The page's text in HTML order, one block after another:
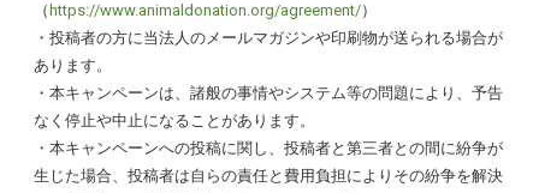
（ https://www.animaldonation.org/agreement/）
・投稿者の方に当法人のメールマガジンや印刷物が送られる場合が
あります。
・本キャンペーンは、諸般の事情やシステム等の問題により、予告
なく停止や中止になることがあります。
・本キャンペーンへの投稿に関し、投稿者と第三者との間に紛争が
生じた場合、投稿者は自らの責任と費用負担によりその紛争を解決